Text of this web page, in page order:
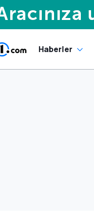
Haberler